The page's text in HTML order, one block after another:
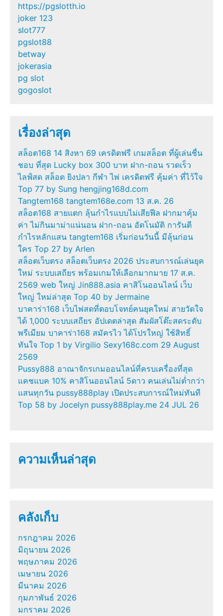
https://pgslotth.io
joker 123
slot777
pgslot88
betway
jokerasia
pg slot
gogoslot
เรื่องล่าสุด
สล็อต168 14 สิงหา 69 เครดิตฟรี เกมสล็อต ที่ผู้เล่นชื่น
ชอบ ที่สุด Lucky box 300 บาท ฝาก-ถอน รวดเร็ว
ไลฟ์สด สล็อต ยิงปลา กีฬา ไพ่ เครดิตฟรี คุ้มค่า ที่ไว้ใจ
Top 77 by Sung hengjing168d.com
Tangtem168 tangtem168e.com 13 ส.ค. 26
สล็อต168 สายแตก ลุ้นกำไรแบบไม่เสียฟีล ฝากมาคุ้ม
ค่า ไม่กินมาม่าแน่นอน ฝาก-ถอน อัตโนมัติ การันตี
กำไรหลักแสน tangtem168 เริ่มก่อนวันนี้ มีลุ้นก่อน
ใคร Top 27 by Arlen
สล็อตเว็บตรง สล็อตเว็บตรง 2026 ประสบการณ์เล่นยุค
ใหม่ ระบบเสถียร พร้อมเกมให้เลือกมากมาย 17 ส.ค.
2569 web ใหญ่ Jin888.asia คาสิโนออนไลน์ เว็บ
ใหญ่ ใหม่ล่าสุด Top 40 by Jermaine
บาคาร่า168 เว็บไพ่สดที่ตอบโจทย์คนยุคใหม่ สายวัดใจ
ได้ 1,000 ระบบเสถียร อัปเดตล่าสุด สัมผัสโต๊ะสดระดับ
พรีเมียม บาคาร่า168 สมัครไว ได้โปรใหญ่ ใช้สิทธิ์
ทันใจ Top 1 by Virgilio Sexy168c.com 29 August
2569
Pussy888 อาณาจักรเกมออนไลน์ที่ครบเครื่องที่สุด
แคชแบค 10% คาสิโนออนไลน์ 5ดาว คนเล่นไม่ต่ำกว่า
แสนทุกวัน pussy888play เปิดประสบการณ์ใหม่ทันที
Top 58 by Jocelyn pussy888play.me 24 JUL 26
ความเห็นล่าสุด
คลังเก็บ
กรกฎาคม 2026
มิถุนายน 2026
พฤษภาคม 2026
เมษายน 2026
มีนาคม 2026
กุมภาพันธ์ 2026
มกราคม 2026